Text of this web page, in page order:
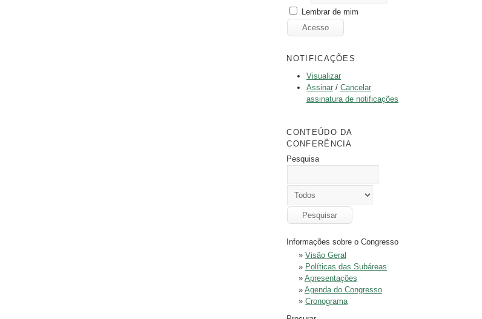
Lembrar de mim
NOTIFICAÇÕES
Visualizar
Assinar/ Cancelar
assinatura de notificações
CONTEÚDO DA
CONFERÊNCIA
Pesquisa
Informações sobre o Congresso
» Visão Geral
» Políticas das Subáreas
» Apresentações
» Agenda do Congresso
» Cronograma